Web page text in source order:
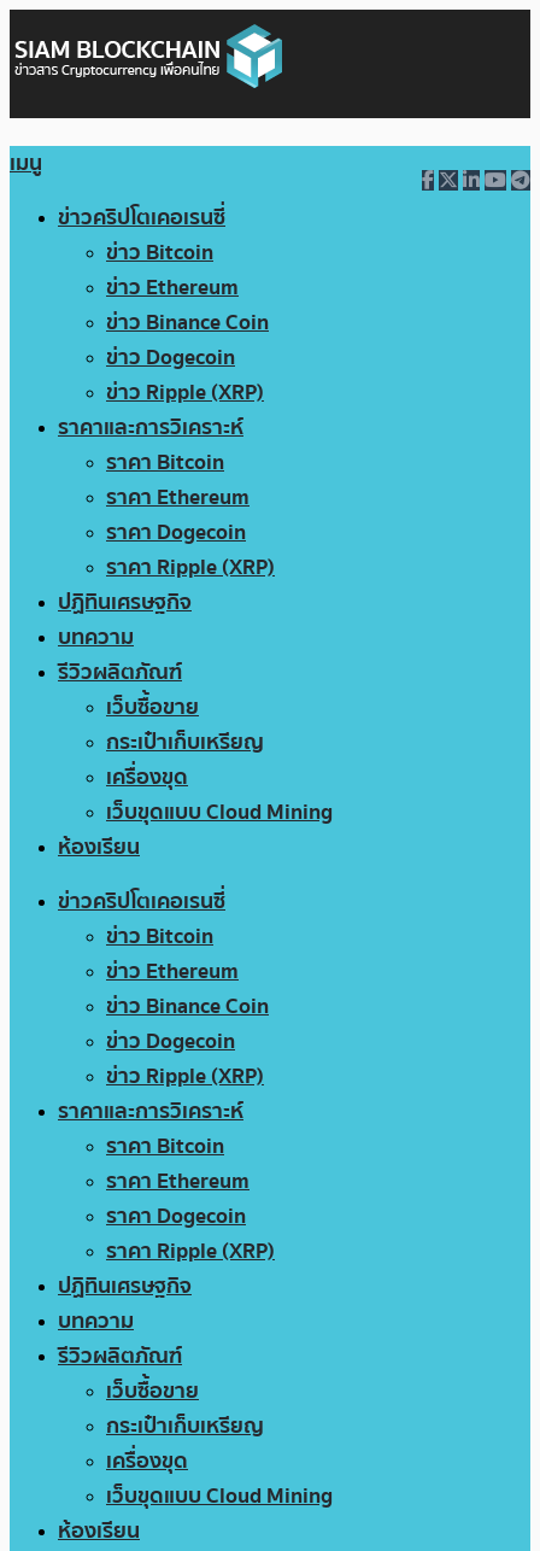
เมนู
ข่าวคริปโตเคอเรนซี่
ข่าว Bitcoin
ข่าว Ethereum
ข่าว Binance Coin
ข่าว Dogecoin
ข่าว Ripple (XRP)
ราคาและการวิเคราะห์
ราคา Bitcoin
ราคา Ethereum
ราคา Dogecoin
ราคา Ripple (XRP)
ปฏิทินเศรษฐกิจ
บทความ
รีวิวผลิตภัณฑ์
เว็บซื้อขาย
กระเป๋าเก็บเหรียญ
เครื่องขุด
เว็บขุดแบบ Cloud Mining
ห้องเรียน
ข่าวคริปโตเคอเรนซี่
ข่าว Bitcoin
ข่าว Ethereum
ข่าว Binance Coin
ข่าว Dogecoin
ข่าว Ripple (XRP)
ราคาและการวิเคราะห์
ราคา Bitcoin
ราคา Ethereum
ราคา Dogecoin
ราคา Ripple (XRP)
ปฏิทินเศรษฐกิจ
บทความ
รีวิวผลิตภัณฑ์
เว็บซื้อขาย
กระเป๋าเก็บเหรียญ
เครื่องขุด
เว็บขุดแบบ Cloud Mining
ห้องเรียน